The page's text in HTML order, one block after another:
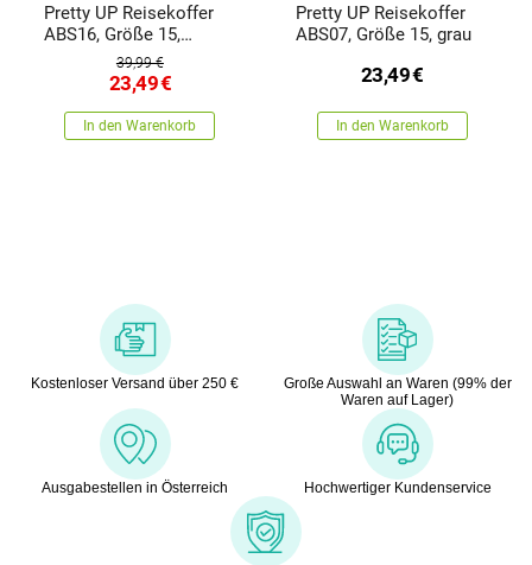
Pretty UP Reisekoffer
ABS16, Größe 15,
39,99 €
23,49€
In den Warenkorb
Pretty UP Reisekoffer
ABS07, Größe 15, grau
23,49€
In den Warenkorb
Kostenloser Versand über 250 €
Große Auswahl an Waren (99% der
Waren auf Lager)
Ausgabestellen in Österreich Hochwertiger Kundenservice